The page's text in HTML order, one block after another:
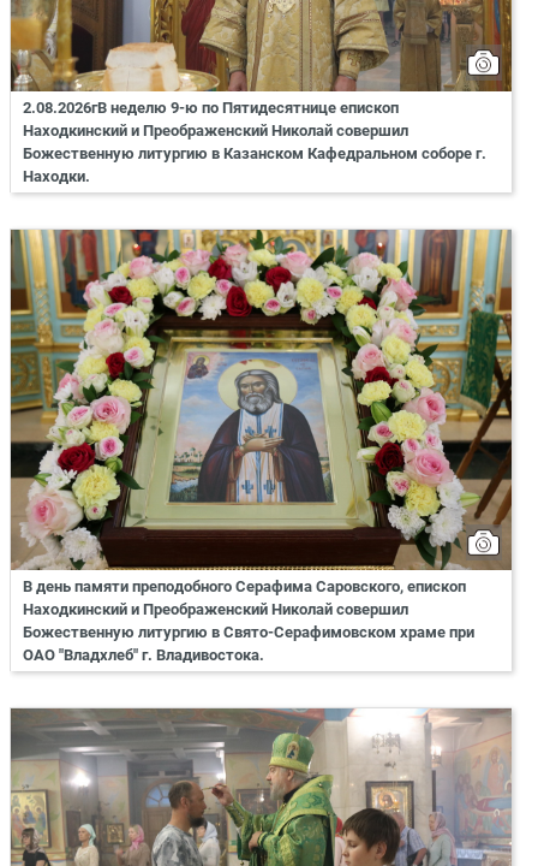
2.08.2026гВ неделю 9-ю по Пятидесятнице епископ
Находкинский и Преображенский Николай совершил
Божественную литургию в Казанском Кафедральном соборе г.
Находки.
В день памяти преподобного Серафима Саровского, епископ
Находкинский и Преображенский Николай совершил
Божественную литургию в Свято-Серафимовском храме при
ОАО "Владхлеб" г. Владивостока.